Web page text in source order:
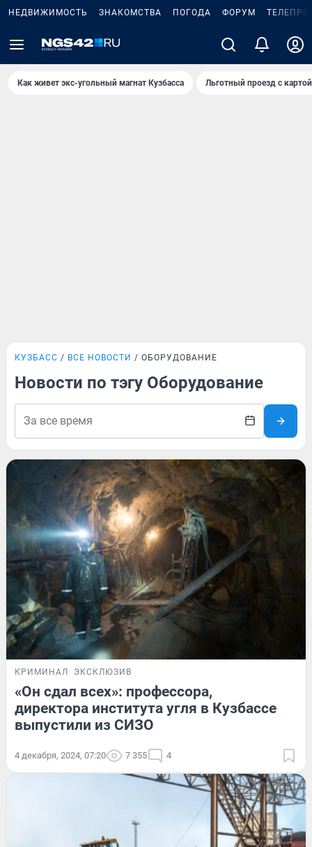
НЕДВИЖИМОСТЬ ЗНАКОМСТВА ПОГОДА ФОРУМ
Как живет экс-угольный магнат Кузбасса Льготный проезд с
КУЗБАСС ВСЕ НОВОСТИ ОБОРУДОВАНИЕ
Новости по тэгу Оборудование
КРИМИНАЛ ЭКСКЛЮЗИВ
«Он сдал всех»: профессора,
директора института угля в Кузбассе
выпустили из СИЗО
4 декабря, 2024, 07:20 7 355 4